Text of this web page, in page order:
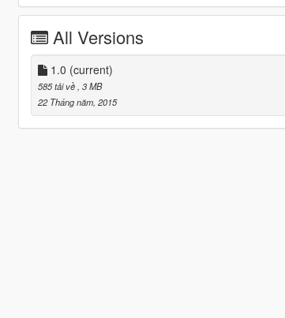
All Versions
1.0 (current)
585 tải về , 3 MB
22 Tháng năm, 2015